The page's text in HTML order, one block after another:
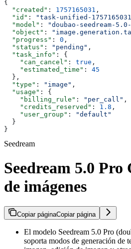
{
  "created"
: 1757165031 ,
  "id"
: "task-unified-
  "model"
: "doubao-seedream-
  "object"
:
  "progress"
: 0 ,
  "status"
: "pending" ,
  "task_info"
: {
    "can_cancel"
: true ,
    "estimated_time"
: 45
  },
  "type"
: "image" ,
  "usage"
: {
    "billing_rule"
: "per_call" ,
    "credits_reserved"
: 1.8 ,
    "user_group"
:
"default"
  }
}
Seedream
Seedream 5.0 Pro
de imágenes
Copiar páginaCopiar página
El modelo Seedream 5.0 Pro
soporta modos de generación de